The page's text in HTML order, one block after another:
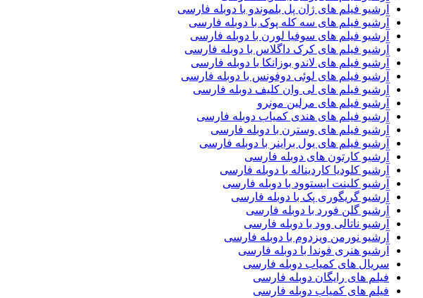
آرشیو فیلم های ژان پل بلموندو با دوبله فارسی
آرشیو فیلم های سه کله پوک با دوبله فارسی
آرشیو فیلم های سوفیا لورن با دوبله فارسی
آرشیو فیلم های کرک داگلاس با دوبله فارسی
آرشیو فیلم های لاندو بوزانکا با دوبله فارسی
آرشیو فیلم های لوئی دوفونس با دوبله فارسی
آرشیو فیلم های لی وان کلیف دوبله فارسی
آرشیو فیلم های مرلین مونرو
آرشیو فیلم های هندی کمیاب دوبله فارسی
آرشیو فیلم های وسترن با دوبله فارسی
آرشیو فیلم های یول براینر با دوبله فارسی
آرشیو کارتون های دوبله فارسی
آرشیو کلودیا کاردیناله با دوبله فارسی
آرشیو کلینت ایستوود با دوبله فارسی
آرشیو گریگوری پک با دوبله فارسی
آرشیو گلن فورد با دوبله فارسی
آرشیو ناتالی وود با دوبله فارسی
آرشیو نورمن ویزدوم با دوبله فارسی
آرشیو هنری فوندا با دوبله فارسی
سریال های کمیاب دوبله فارسی
فیلم های رایگان دوبله فارسی
فیلم های کمیاب دوبله فارسی